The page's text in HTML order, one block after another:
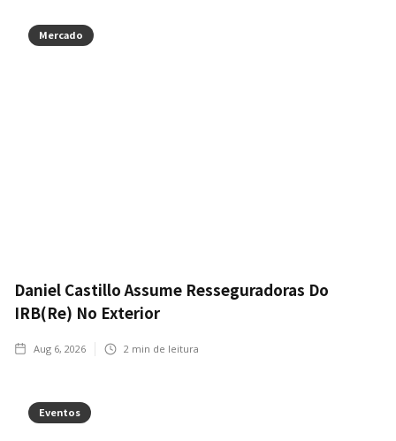
Mercado
Daniel Castillo Assume Resseguradoras Do
IRB(Re) No Exterior
Aug 6, 2026 2 min de leitura
Eventos